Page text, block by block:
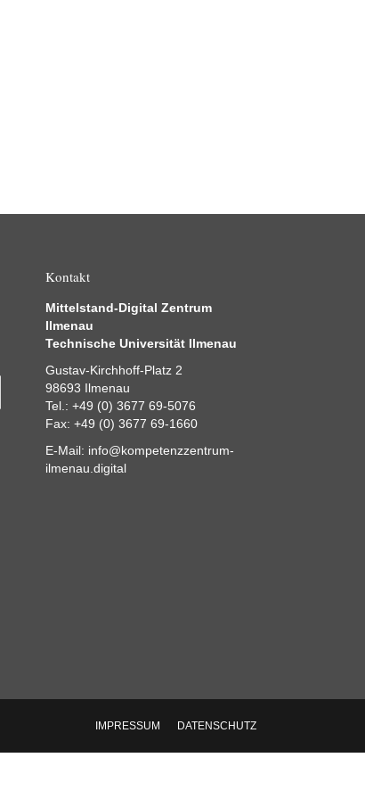
Kontakt
Mittelstand-Digital Zentrum
Ilmenau
Technische Universität Ilmenau
Gustav-Kirchhoff-Platz 2
98693 Ilmenau
Tel.: +49 (0) 3677 69-5076
Fax: +49 (0) 3677 69-1660
E-Mail: info@kompetenzzentrum-
ilmenau.digital
IMPRESSUM DATENSCHUTZ